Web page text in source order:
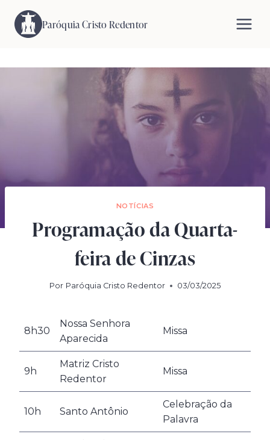
para
Paróquia Cristo Redentor
NOTÍCIAS
Programação da Quarta-
feira de Cinzas
Por Paróquia Cristo Redentor 03/03/2025
8h30
Nossa Senhora
Aparecida
Missa
9h
Matriz Cristo
Redentor
Missa
10h Santo Antônio
Celebração da
Palavra